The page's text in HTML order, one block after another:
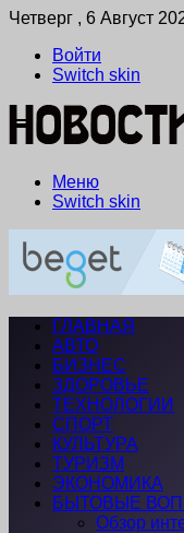
Четверг , 6 Август
Войти
Switch skin
Меню
Switch skin
ГЛАВНАЯ
АВТО
БИЗНЕС
ЗДОРОВЬЕ
ТЕХНОЛОГИИ
СПОРТ
КУЛЬТУРА
ТУРИЗМ
ЭКОНОМИКА
БЫТОВЫЕ
Обзор